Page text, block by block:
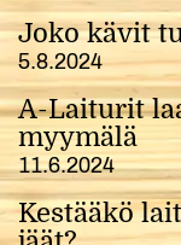
Joko kävit
5.8.2024
A-Laiturit
myymälä
11.6.2024
Kestääkö